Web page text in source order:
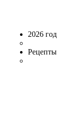
2026 год
Рецепты